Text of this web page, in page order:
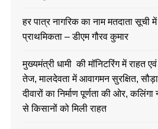
हर पात्र नागरिक का नाम मतदाता सूची में
प्राथमिकता – डीएम गौरव कुमार
मुख्यमंत्री धामी की मॉनिटरिंग में राहत एवं
तेज, मालदेवता में आवागमन सुरक्षित, सौड़ा
दीवारों का निर्माण पूर्णता की ओर,
से किसानों को मिली राहत